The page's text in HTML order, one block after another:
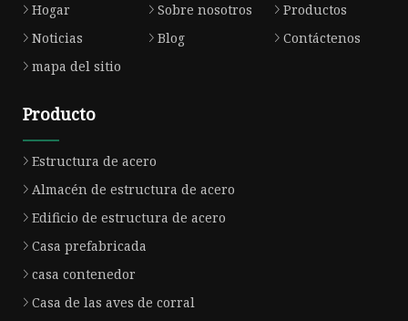
Hogar Sobre nosotros
Productos
Noticias
Blog
Contáctenos
mapa del sitio
Producto
Estructura de acero
Almacén de estructura de acero
Edificio de estructura de acero
Casa prefabricada
casa contenedor
Casa de las aves de corral